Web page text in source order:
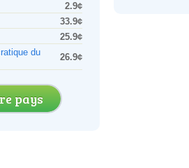
2.9¢
33.9¢
25.9¢
du
26.9¢
pays